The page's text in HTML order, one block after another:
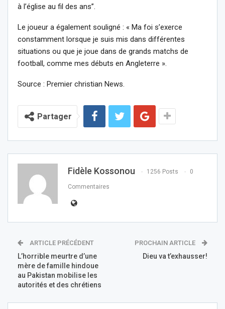
à l’église au fil des ans’’.
Le joueur a également souligné : « Ma foi s’exerce
constamment lorsque je suis mis dans différentes
situations ou que je joue dans de grands matchs de
football, comme mes débuts en Angleterre ».
Source : Premier christian News.
Partager
Fidèle Kossonou 1256 Posts 0
Commentaires
ARTICLE PRÉCÉDENT
L’horrible meurtre d’une
mère de famille hindoue
au Pakistan mobilise les
autorités et des chrétiens
PROCHAIN ARTICLE
Dieu va t’exhausser!